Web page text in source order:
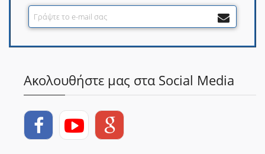
Ακολουθήστε μας στα Social Media